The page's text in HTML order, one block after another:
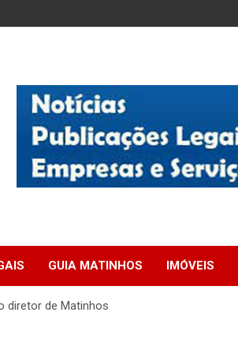
GUIA MATINHOS IMÓVEIS
diretor de Matinhos